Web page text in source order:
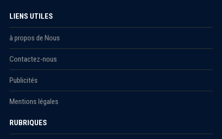
LIENS UTILES
à propos de Nous
Contactez-nous
Publicités
Mentions légales
RUBRIQUES